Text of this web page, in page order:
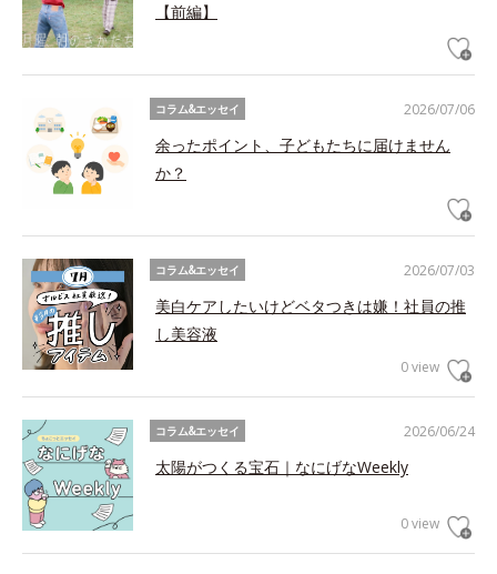
【前編】
2026/07/06
コラム&エッセイ
余ったポイント、子どもたちに届けません
か？
2026/07/03
コラム&エッセイ
美白ケアしたいけどベタつきは嫌！社員の推
し美容液
0 view
2026/06/24
コラム&エッセイ
太陽がつくる宝石｜なにげなWeekly
0 view